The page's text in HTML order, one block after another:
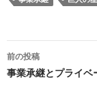
投
前の投稿
事業承継とプライ